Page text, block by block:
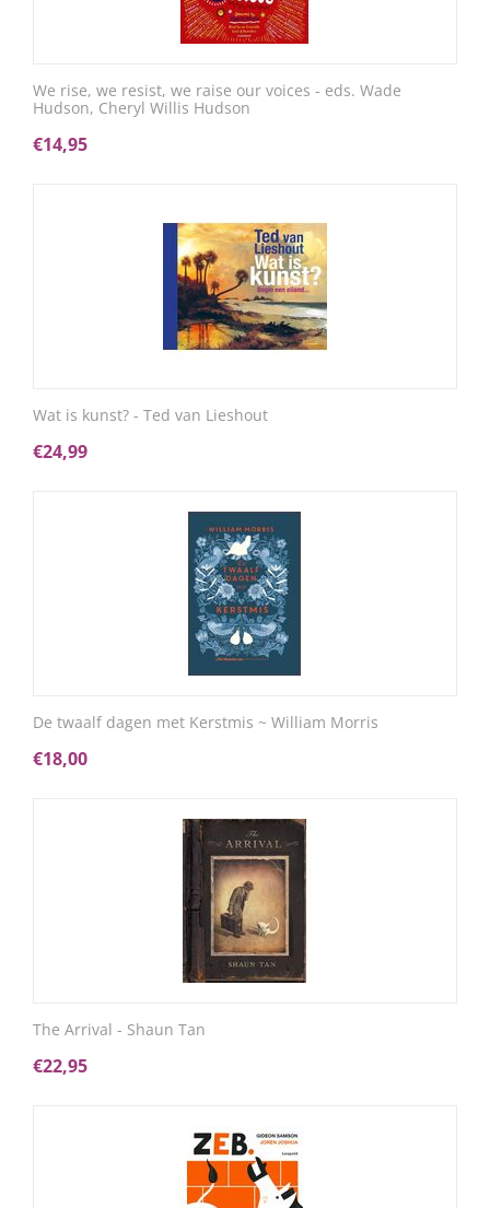
We rise, we resist, we raise our voices - eds. Wade
Hudson, Cheryl Willis Hudson
€14,95
Wat is kunst? - Ted van Lieshout
€24,99
De twaalf dagen met Kerstmis ~ William Morris
€18,00
The Arrival - Shaun Tan
€22,95